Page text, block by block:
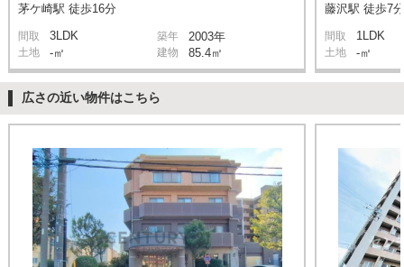
茅ケ崎駅 徒歩16分
間取 3LDK 築年 2003年
土地 -㎡ 建物 85.4㎡
藤沢駅 徒歩7分
間取 1LDK
土地 -㎡
広さの近い物件はこちら